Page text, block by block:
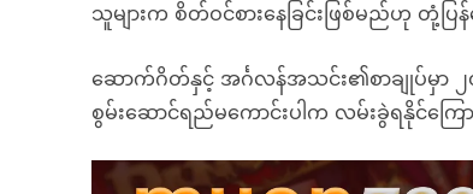
သူများက စိတ်ဝင်စားနေခြင်းဖြစ်မည်ဟု တုံ့ပြန်
ဆောက်ဂိတ်နှင့် အင်္ဂလန်အသင်း၏စာချုပ်မှာ
စွမ်းဆောင်ရည်မကောင်းပါက လမ်းခွဲရနိုင်ကြေ